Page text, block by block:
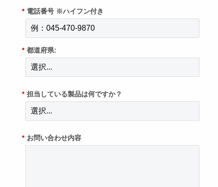
* 電話番号 ※ハイフン付き
* 都道府県:
* 担当している製品は何ですか？
* お問い合わせ内容